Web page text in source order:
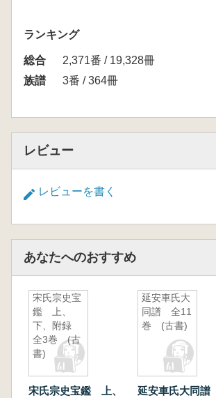
ランキング
総合
2,371番 / 19,328冊
族譜
3番 / 364冊
レビュー
レビューを書く
あなたへのおすすめ
宋氏宗史宝
鑑 上、
下、附録
全3巻 (古
書)
宋氏宗史宝鑑 上、
延安車氏大
同譜 全11
巻 (古書)
延安車氏大同